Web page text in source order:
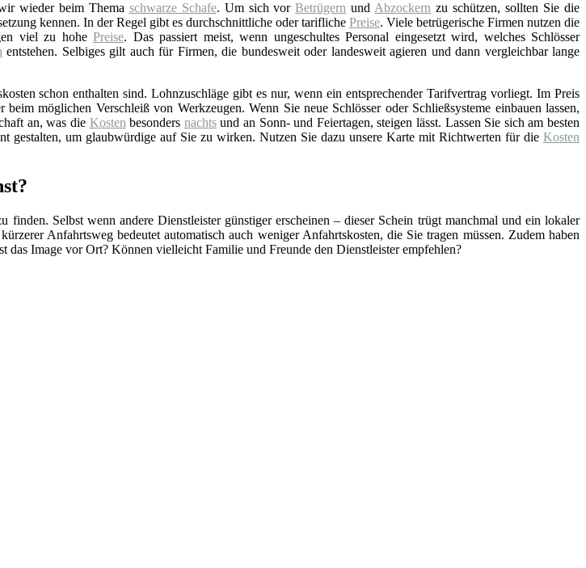
wieder beim Thema schwarze Schafe. Um sich vorBetrügern undAbzockern zu schützen, sollten Sie die
kennen. In der Regel gibt es durchschnittliche oder tarifliche Preise. Viele betrügerische Firmen nutzen die
viel zu hohe Preise. Das passiert meist, wenn ungeschultes Personal eingesetzt wird, welches Schlösser
entstehen. Selbiges gilt auch für Firmen, die bundesweit oder landesweit agieren und dann vergleichbar lange
schon enthalten sind. Lohnzuschläge gibt es nur, wenn ein entsprechender Tarifvertrag vorliegt. Im Preis
möglichen Verschleiß von Werkzeugen. Wenn Sie neue Schlösser oder Schließsysteme einbauen lassen,
an, was die Kostenbesonders nachtsund an Sonn- und Feiertagen, steigen lässt. Lassen Sie sich am besten
gestalten, um glaubwürdige auf Sie zu wirken. Nutzen Sie dazu unsere Karte mit Richtwerten für die Kosten
Selbst wenn andere Dienstleister günstiger erscheinen – dieser Schein trügt manchmal und ein lokaler
Anfahrtsweg bedeutet automatisch auch weniger Anfahrtskosten, die Sie tragen müssen. Zudem haben
Image vor Ort? Können vielleicht Familie und Freunde den Dienstleister empfehlen?